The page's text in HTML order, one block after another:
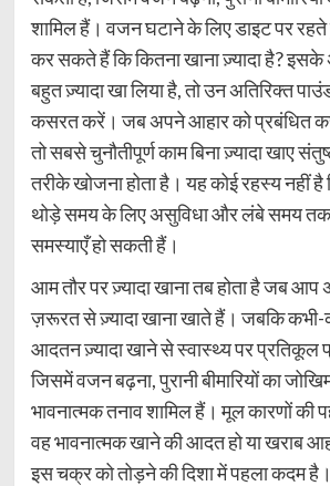
शामिल हैं। वजन घटाने के लिए डाइट पर
कर सकते हैं कि कितना खाना ज़्यादा है?
बहुत ज़्यादा खा लिया है, तो उन अतिरिक्त
कसरत करें। जब अपने आहार को प्रबंधित
तो सबसे चुनौतीपूर्ण काम बिना ज़्यादा खाए
तरीके खोजना होता है। यह कोई रहस्य नहीं है
थोड़े समय के लिए असुविधा और लंबे समय तक
समस्याएँ हो सकती हैं।
आम तौर पर ज़्यादा खाना तब होता है जब आप
ज़रूरत से ज़्यादा खाना खाते हैं। जबकि कभी-
आदतन ज़्यादा खाने से स्वास्थ्य पर प्रतिकूल
जिसमें वजन बढ़ना, पुरानी बीमारियों का
भावनात्मक तनाव शामिल हैं। मूल कारणों की
वह भावनात्मक खाने की आदत हो या खराब
इस चक्र को तोड़ने की दिशा में पहला कदम है।